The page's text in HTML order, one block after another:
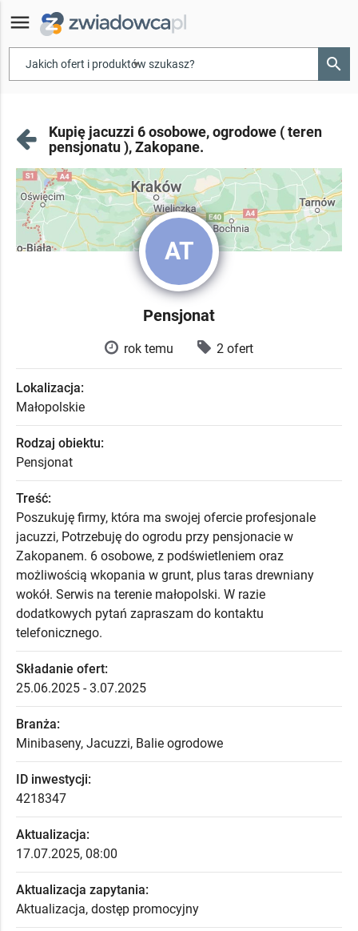
menu
▾ search
Kupię jacuzzi 6 osobowe, ogrodowe ( teren
pensjonatu ), Zakopane.
AT
Pensjonat
rok temu 2 ofert
Lokalizacja:
Małopolskie
Rodzaj obiektu:
Pensjonat
Treść:
Poszukuję firmy, która ma swojej ofercie profesjonale
jacuzzi, Potrzebuję do ogrodu przy pensjonacie w
Zakopanem. 6 osobowe, z podświetleniem oraz
możliwością wkopania w grunt, plus taras drewniany
wokół. Serwis na terenie małopolski. W razie
dodatkowych pytań zapraszam do kontaktu
telefonicznego.
Składanie ofert:
25.06.2025 - 3.07.2025
Branża:
Minibaseny, Jacuzzi, Balie ogrodowe
ID inwestycji:
4218347
Aktualizacja:
17.07.2025, 08:00
Aktualizacja zapytania:
Aktualizacja, dostęp promocyjny